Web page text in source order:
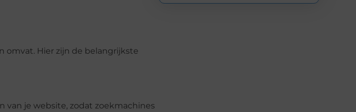
omvat. Hier zijn de belangrijkste
van je website, zodat zoekmachines